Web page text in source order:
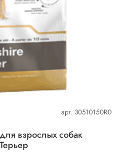
арт. 30510150R0
взрослых собак